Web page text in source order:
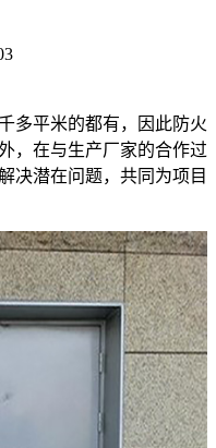
多平米的都有，因此防火
，在与生产厂家的合作过
决潜在问题，共同为项目